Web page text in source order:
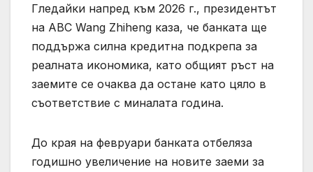
Гледайки напред към 2026 г., президентът
на ABC Wang Zhiheng каза, че банката ще
поддържа силна кредитна подкрепа за
реалната икономика, като общият ръст на
заемите се очаква да остане като цяло в
съответствие с миналата година.
До края на февруари банката отбеляза
годишно увеличение на новите заеми за